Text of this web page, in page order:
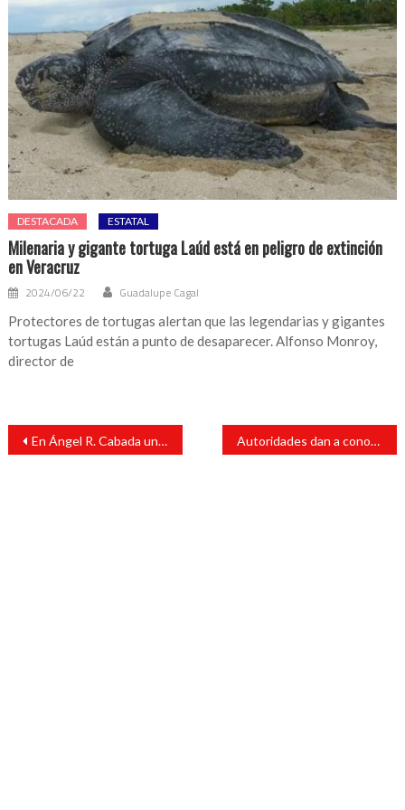
DESTACADA ESTATAL
Milenaria y gigante tortuga Laúd está en peligro de extinción
en Veracruz
2024/06/22 Guadalupe Cagal
Protectores de tortugas alertan que las legendarias y gigantes
tortugas Laúd están a punto de desaparecer. Alfonso Monroy,
director de
Navegación
entradas
En Ángel R. Cabada un masculno fue herido de gravedad Autoridades dan a conocer decálogo para las vacaciones de Semana Santa